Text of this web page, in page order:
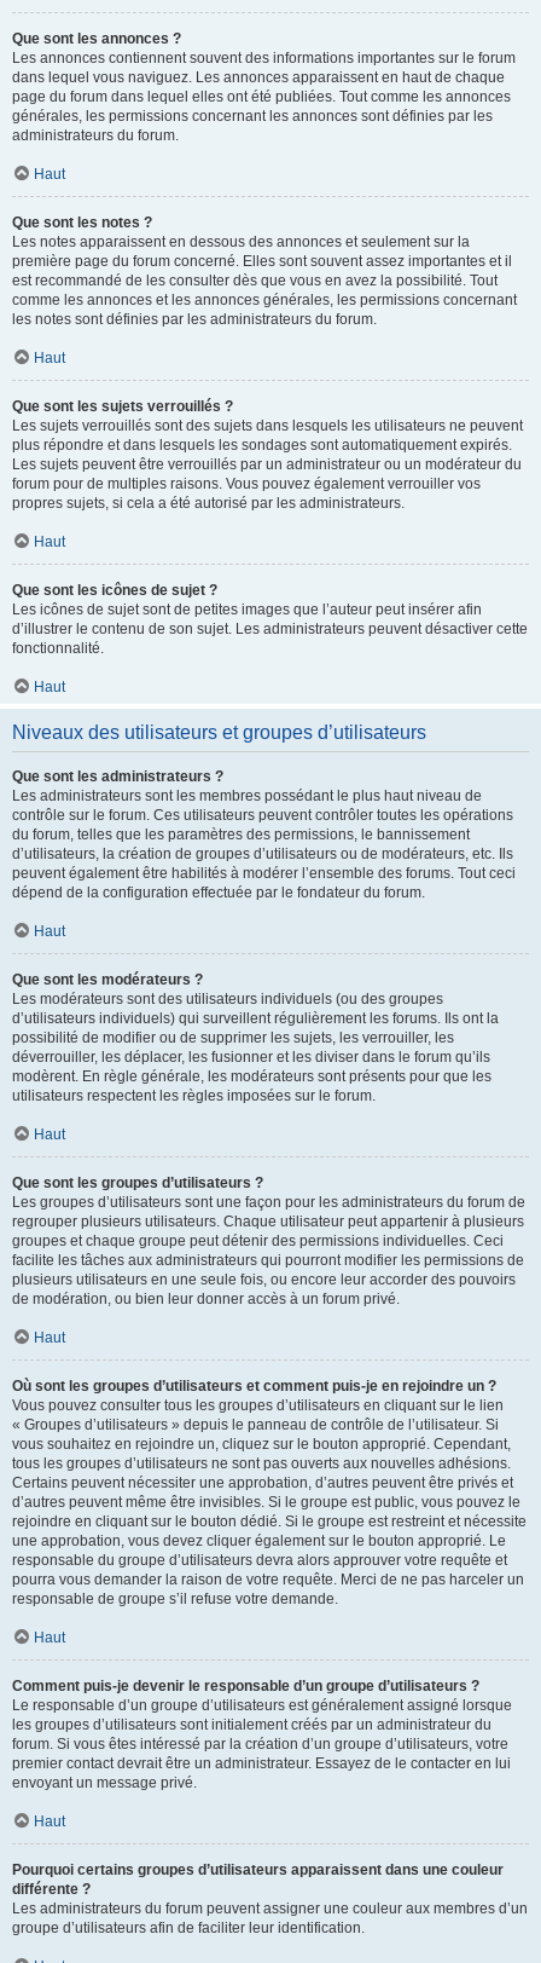
Que sont les annonces ?
Les annonces contiennent souvent des informations importantes sur le forum
dans lequel vous naviguez. Les annonces apparaissent en haut de chaque
page du forum dans lequel elles ont été publiées. Tout comme les annonces
générales, les permissions concernant les annonces sont définies par les
administrateurs du forum.
Haut
Que sont les notes ?
Les notes apparaissent en dessous des annonces et seulement sur la
première page du forum concerné. Elles sont souvent assez importantes et il
est recommandé de les consulter dès que vous en avez la possibilité. Tout
comme les annonces et les annonces générales, les permissions concernant
les notes sont définies par les administrateurs du forum.
Haut
Que sont les sujets verrouillés ?
Les sujets verrouillés sont des sujets dans lesquels les utilisateurs ne peuvent
plus répondre et dans lesquels les sondages sont automatiquement expirés.
Les sujets peuvent être verrouillés par un administrateur ou un modérateur du
forum pour de multiples raisons. Vous pouvez également verrouiller vos
propres sujets, si cela a été autorisé par les administrateurs.
Haut
Que sont les icônes de sujet ?
Les icônes de sujet sont de petites images que l’auteur peut insérer afin
d’illustrer le contenu de son sujet. Les administrateurs peuvent désactiver cette
fonctionnalité.
Haut
Niveaux des utilisateurs et groupes d’utilisateurs
Que sont les administrateurs ?
Les administrateurs sont les membres possédant le plus haut niveau de
contrôle sur le forum. Ces utilisateurs peuvent contrôler toutes les opérations
du forum, telles que les paramètres des permissions, le bannissement
d’utilisateurs, la création de groupes d’utilisateurs ou de modérateurs, etc. Ils
peuvent également être habilités à modérer l’ensemble des forums. Tout ceci
dépend de la configuration effectuée par le fondateur du forum.
Haut
Que sont les modérateurs ?
Les modérateurs sont des utilisateurs individuels (ou des groupes
d’utilisateurs individuels) qui surveillent régulièrement les forums. Ils ont la
possibilité de modifier ou de supprimer les sujets, les verrouiller, les
déverrouiller, les déplacer, les fusionner et les diviser dans le forum qu’ils
modèrent. En règle générale, les modérateurs sont présents pour que les
utilisateurs respectent les règles imposées sur le forum.
Haut
Que sont les groupes d’utilisateurs ?
Les groupes d’utilisateurs sont une façon pour les administrateurs du forum de
regrouper plusieurs utilisateurs. Chaque utilisateur peut appartenir à plusieurs
groupes et chaque groupe peut détenir des permissions individuelles. Ceci
facilite les tâches aux administrateurs qui pourront modifier les permissions de
plusieurs utilisateurs en une seule fois, ou encore leur accorder des pouvoirs
de modération, ou bien leur donner accès à un forum privé.
Haut
Où sont les groupes d’utilisateurs et comment puis-je en rejoindre un ?
Vous pouvez consulter tous les groupes d’utilisateurs en cliquant sur le lien
« Groupes d’utilisateurs » depuis le panneau de contrôle de l’utilisateur. Si
vous souhaitez en rejoindre un, cliquez sur le bouton approprié. Cependant,
tous les groupes d’utilisateurs ne sont pas ouverts aux nouvelles adhésions.
Certains peuvent nécessiter une approbation, d’autres peuvent être privés et
d’autres peuvent même être invisibles. Si le groupe est public, vous pouvez le
rejoindre en cliquant sur le bouton dédié. Si le groupe est restreint et nécessite
une approbation, vous devez cliquer également sur le bouton approprié. Le
responsable du groupe d’utilisateurs devra alors approuver votre requête et
pourra vous demander la raison de votre requête. Merci de ne pas harceler un
responsable de groupe s’il refuse votre demande.
Haut
Comment puis-je devenir le responsable d’un groupe d’utilisateurs ?
Le responsable d’un groupe d’utilisateurs est généralement assigné lorsque
les groupes d’utilisateurs sont initialement créés par un administrateur du
forum. Si vous êtes intéressé par la création d’un groupe d’utilisateurs, votre
premier contact devrait être un administrateur. Essayez de le contacter en lui
envoyant un message privé.
Haut
Pourquoi certains groupes d’utilisateurs apparaissent dans une couleur
différente ?
Les administrateurs du forum peuvent assigner une couleur aux membres d’un
groupe d’utilisateurs afin de faciliter leur identification.